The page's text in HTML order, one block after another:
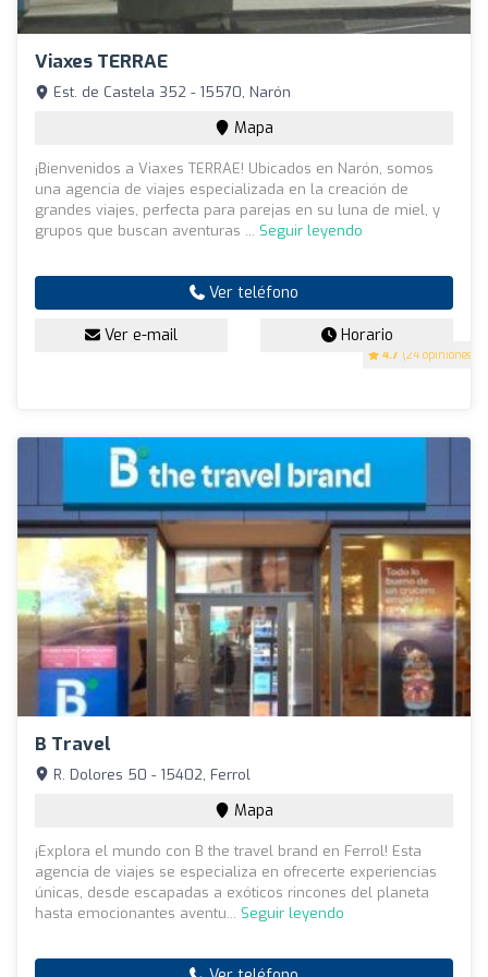
Viaxes TERRAE
4.7 (24 opiniones)
Est. de Castela 352 - 15570, Narón
Mapa
¡Bienvenidos a Viaxes TERRAE! Ubicados en Narón, somos
una agencia de viajes especializada en la creación de
grandes viajes, perfecta para parejas en su luna de miel, y
grupos que buscan aventuras ... Seguir leyendo
Ver teléfono
Ver e-mail Horario
B Travel
R. Dolores 50 - 15402, Ferrol
Mapa
¡Explora el mundo con B the travel brand en Ferrol! Esta
agencia de viajes se especializa en ofrecerte experiencias
únicas, desde escapadas a exóticos rincones del planeta
hasta emocionantes aventu... Seguir leyendo